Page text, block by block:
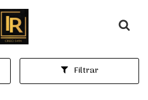
Página inicial
Filtrar